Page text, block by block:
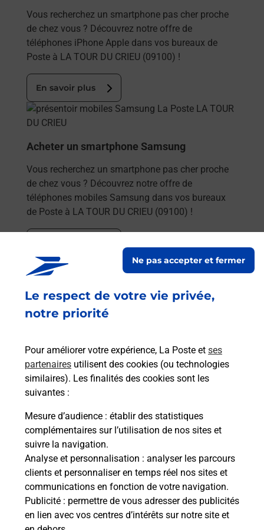
Le respect de votre vie privée,
notre priorité
Pour améliorer votre expérience, La Poste et ses
partenaires utilisent des cookies (ou technologies
similaires). Les finalités des cookies sont les
suivantes :
Mesure d’audience : établir des statistiques
complémentaires sur l’utilisation de nos sites et
suivre la navigation.
Analyse et personnalisation : analyser les parcours
clients et personnaliser en temps réel nos sites et
communications en fonction de votre navigation.
Publicité : permettre de vous adresser des publicités
en lien avec vos centres d’intérêts sur notre site et
Ne pas accepter et fermer
Vous recherchez un smartphone pas cher proche
de chez vous ? Découvrez notre offre de
téléphones iPhone Apple dans vos bureaux de
Poste à LA TOUR DU CRIEU (09100) !
En savoir plus
En savoir plus
Acheter un smartphone Samsung
Vous recherchez un smartphone pas cher proche
de chez vous ? Découvrez notre offre de
téléphones mobiles Samsung dans vos bureaux
de Poste à LA TOUR DU CRIEU (09100) !
En savoir plus
Vous souhaitez envoyer un colis depuis : LA TOUR
En savoir plus
En savoir plus
Souscrire à la téléassistance
Besoin d’un système de téléassistance à l’intérieur
et/ou à l’extérieur de votre domicile ? Découvrez
les offres téléalarme dans votre bureau de Poste à
LA TOUR DU CRIEU.
En savoir plus